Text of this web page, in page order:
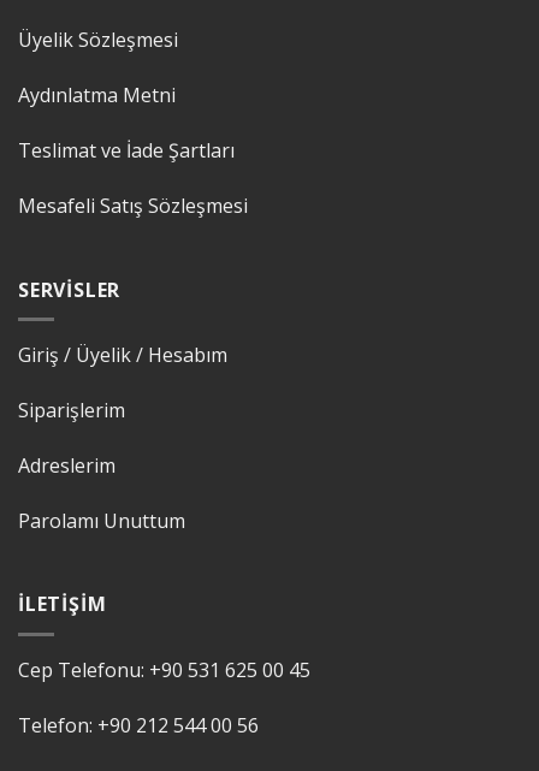
Üyelik Sözleşmesi
Aydınlatma Metni
Teslimat ve İade Şartları
Mesafeli Satış Sözleşmesi
SERVISLER
Giriş / Üyelik / Hesabım
Siparişlerim
Adreslerim
Parolamı Unuttum
İLETIŞIM
Cep Telefonu: +90 531 625 00 45
Telefon: +90 212 544 00 56